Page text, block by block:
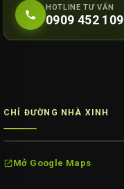
HOTLINE TƯ VẤN
0909 452 109
CHỈ ĐƯỜNG NHÀ XINH
Mở Google Maps